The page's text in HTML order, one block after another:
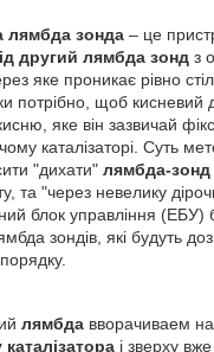
лямбда зонда – це
другий лямбда зонд з
яке проникає рівно
потрібно, щоб кисневий
яке він зазвичай
каталізаторі. Суть
"дихати" лямбда-зонд
та "через невелику
блок управління (ЕБУ)
зондів, які будуть
лямбда вворачиваем на
і зверху